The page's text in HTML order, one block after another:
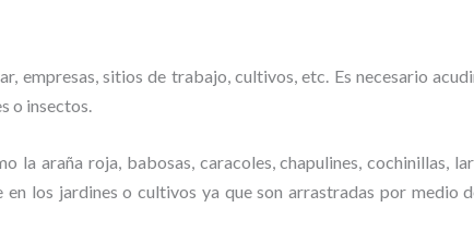
empresas, sitios de trabajo, cultivos, etc. Es necesario
o insectos.
araña roja, babosas, caracoles, chapulines, cochinillas,
los jardines o cultivos ya que son arrastradas por medio